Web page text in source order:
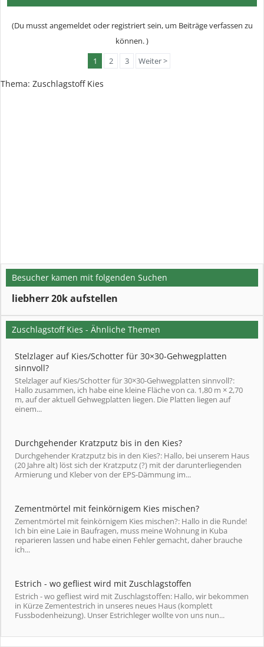
(Du musst angemeldet oder registriert sein, um Beiträge verfassen zu
können. )
1
2 3 Weiter >
Thema: Zuschlagstoff Kies
Besucher kamen mit folgenden Suchen
liebherr 20k aufstellen
Zuschlagstoff Kies - Ähnliche Themen
Stelzlager auf Kies/Schotter für 30×30-Gehwegplatten
sinnvoll?
Stelzlager auf Kies/Schotter für 30×30-Gehwegplatten sinnvoll?:
Hallo zusammen, ich habe eine kleine Fläche von ca. 1,80 m × 2,70
m, auf der aktuell Gehwegplatten liegen. Die Platten liegen auf
einem...
Durchgehender Kratzputz bis in den Kies?
Durchgehender Kratzputz bis in den Kies?: Hallo, bei unserem Haus
(20 Jahre alt) löst sich der Kratzputz (?) mit der darunterliegenden
Armierung und Kleber von der EPS-Dämmung im...
Zementmörtel mit feinkörnigem Kies mischen?
Zementmörtel mit feinkörnigem Kies mischen?: Hallo in die Runde!
Ich bin eine Laie in Baufragen, muss meine Wohnung in Kuba
reparieren lassen und habe einen Fehler gemacht, daher brauche
ich...
Estrich - wo gefliest wird mit Zuschlagstoffen
Estrich - wo gefliest wird mit Zuschlagstoffen: Hallo, wir bekommen
in Kürze Zementestrich in unseres neues Haus (komplett
Fussbodenheizung). Unser Estrichleger wollte von uns nun...